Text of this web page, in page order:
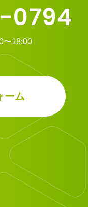
0794
〜18:00
ーム